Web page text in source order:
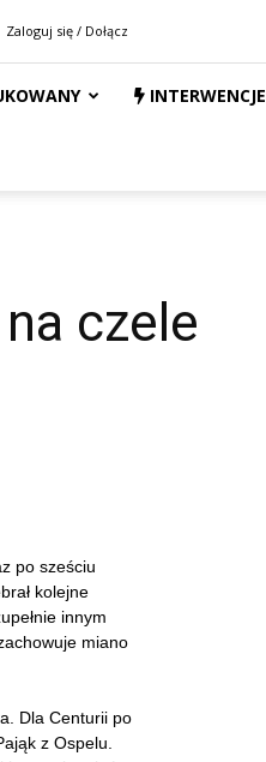
Zaloguj się / Dołącz
INTERWENCJE
czele
po sześciu
kolejne
innym
miano
Dla Centurii po
z Ospelu.